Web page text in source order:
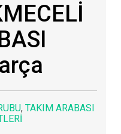
, TAKIM ARABASI